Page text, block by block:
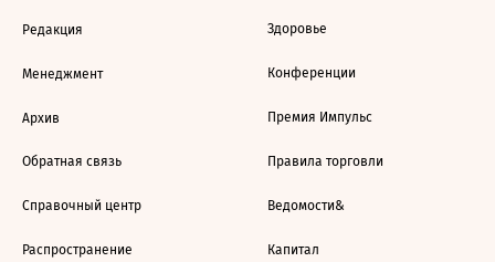
Редакция
Менеджмент
Архив
Обратная связь
Справочный центр
Распространение
Здоровье
Конференции
Премия Импульс
Правила торговли
Ведомости&
Капитал